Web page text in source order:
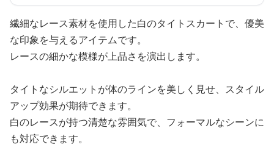
繊細なレース素材を使用した白のタイトスカートで、優美
な印象を与えるアイテムです。
レースの細かな模様が上品さを演出します。
タイトなシルエットが体のラインを美しく見せ、スタイル
アップ効果が期待できます。
白のレースが持つ清楚な雰囲気で、フォーマルなシーンに
も対応できます。